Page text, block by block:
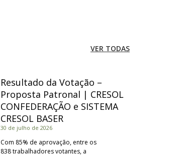
VER TODAS
Resultado da Votação –
Proposta Patronal | CRESOL
CONFEDERAÇÃO e SISTEMA
CRESOL BASER
30 de julho de 2026
Com 85% de aprovação, entre os
838 trabalhadores votantes, a